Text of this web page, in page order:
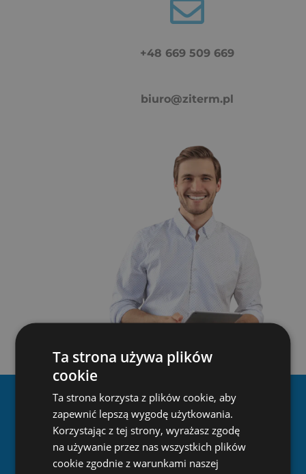
+48 669 509 669
biuro@ziterm.pl
Materiał wideo o naszej
firmie
Ta strona używa plików
cookie
Ta strona korzysta z plików cookie, aby
zapewnić lepszą wygodę użytkowania.
Korzystając z tej strony, wyrażasz zgodę
na używanie przez nas wszystkich plików
cookie zgodnie z warunkami naszej